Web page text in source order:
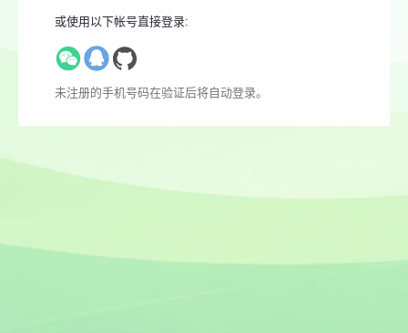
或使用以下帐号直接登录:
未注册的手机号码在验证后将自动登录。